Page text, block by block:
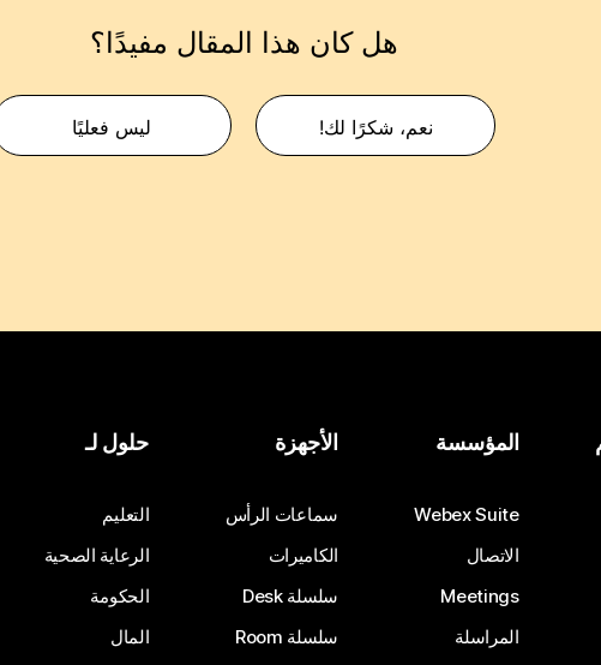
هل كان هذا المقال مفيدًا؟
نعم، شكرًا لك! ليس فعليًا
المؤسسة
Webex Suite
الاتصال
Meetings
المراسلة
الأجهزة
سماعات الرأس
الكاميرات
سلسلة Desk
سلسلة Room
حلول لـ
التعليم
الرعاية الصحية
الحكومة
المال